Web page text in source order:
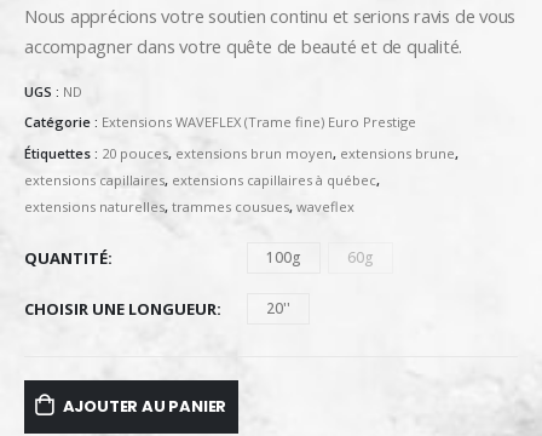
Nous apprécions votre soutien continu et serions ravis de vous
accompagner dans votre quête de beauté et de qualité.
UGS : ND
Catégorie : Extensions WAVEFLEX (Trame fine) Euro Prestige
Étiquettes : 20 pouces, extensions brun moyen, extensions brune,
extensions capillaires, extensions capillaires à québec,
extensions naturelles, trammes cousues, waveflex
QUANTITÉ 100g 60g
CHOISIR UNE LONGUEUR 20''
AJOUTER AU PANIER